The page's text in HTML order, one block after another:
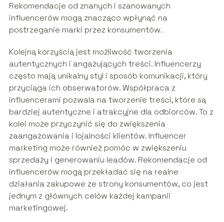
Rekomendacje od znanych i szanowanych
influencerów mogą znacząco wpłynąć na
postrzeganie marki przez konsumentów.
Kolejną korzyścią jest możliwość tworzenia
autentycznych i angażujących treści. Influencerzy
często mają unikalny styl i sposób komunikacji, który
przyciąga ich obserwatorów. Współpraca z
influencerami pozwala na tworzenie treści, które są
bardziej autentyczne i atrakcyjne dla odbiorców. To z
kolei może przyczynić się do zwiększenia
zaangażowania i lojalności klientów. Influencer
marketing może również pomóc w zwiększeniu
sprzedaży i generowaniu leadów. Rekomendacje od
influencerów mogą przekładać się na realne
działania zakupowe ze strony konsumentów, co jest
jednym z głównych celów każdej kampanii
marketingowej.